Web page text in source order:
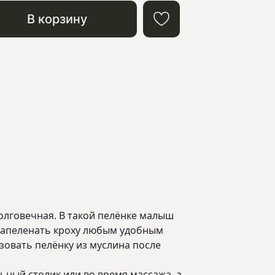
В корзину
В такой пелёнке малыш
кроху любым удобным
пелёнку из муслина после